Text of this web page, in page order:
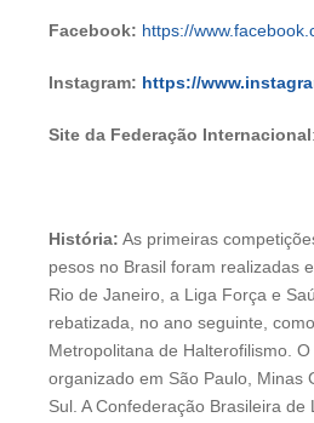
Facebook: https://
Instagram: https://
Site da Federação Internacional:
História: As primeiras
pesos no Brasil foram realizadas
Rio de Janeiro, a Liga Força e
rebatizada, no ano seguinte,
Metropolitana de Halterofilismo.
organizado em São Paulo, Minas
Sul. A Confederação Brasileira de